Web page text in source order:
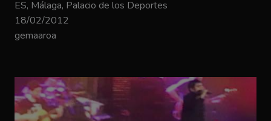
ES, Málaga, Palacio de los Deportes
18/02/2012
gemaaroa